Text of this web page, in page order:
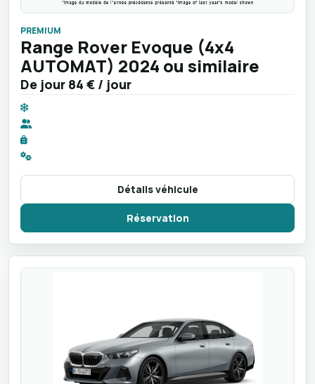
PREMIUM
Range Rover Evoque (4x4
AUTOMAT) 2024 ou similaire
De jour 84 € / jour
Détails véhicule
Réservation